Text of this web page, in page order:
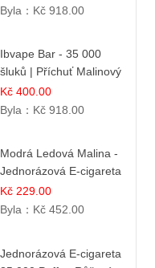
Byla： Kč 918.00
Ibvape Bar - 35 000
šluků | Příchuť Malinový
džem
Kč 400.00
Byla： Kč 918.00
Modrá Ledová Malina -
Jednorázová E-cigareta
12 000 šluků |
Osvěžující Bobulová
Kč 229.00
Byla： Kč 452.00
Jednorázová E-cigareta